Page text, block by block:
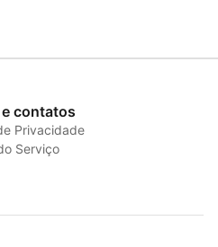
contatos
Privacidade
Serviço